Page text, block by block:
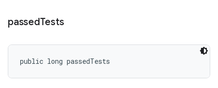
passedTests
public long passedTests